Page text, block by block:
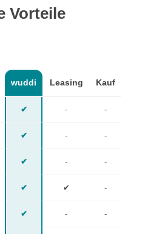
Vorteile
wuddi Leasing Kauf
✔ - -
✔ - -
✔ - -
✔ ✔ -
✔ - -